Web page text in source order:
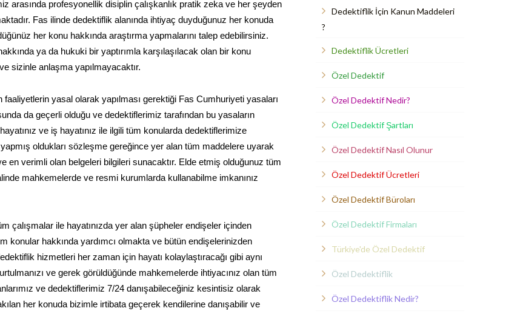
arasında profesyonellik disiplin çalışkanlık pratik zeka ve her şeyden
Fas ilinde dedektiflik alanında ihtiyaç duyduğunuz her konuda
her konu hakkında araştırma yapmalarını talep edebilirsiniz.
ya da hukuki bir yaptırımla karşılaşılacak olan bir konu
sizinle anlaşma yapılmayacaktır.
yasal olarak yapılması gerektiği Fas Cumhuriyeti yasaları
da geçerli olduğu ve dedektiflerimiz tarafından bu yasaların
ve iş hayatınız ile ilgili tüm konularda dedektiflerimize
oldukları sözleşme gereğince yer alan tüm maddelere uyarak
en verimli olan belgeleri bilgileri sunacaktır. Elde etmiş olduğunuz tüm
mahkemelerde ve resmi kurumlarda kullanabilme imkanınız
çalışmalar ile hayatınızda yer alan şüpheler endişeler içinden
konular hakkında yardımcı olmakta ve bütün endişelerinizden
hizmetleri her zaman için hayatı kolaylaştıracağı gibi aynı
ve gerek görüldüğünde mahkemelerde ihtiyacınız olan tüm
ve dedektiflerimiz 7/24 danışabileceğiniz kesintisiz olarak
her konuda bizimle irtibata geçerek kendilerine danışabilir ve
Dedektiflik İçin Kanun Maddeleri
?
Dedektiflik Ücretleri
Özel Dedektif
Özel Dedektif Nedir?
Özel Dedektif Şartları
Özel Dedektif Nasıl Olunur
Özel Dedektif Ücretleri
Özel Dedektif Büroları
Özel Dedektif Firmaları
Türkiye'de Özel Dedektif
Özel Dedektiflik
Özel Dedektiflik Nedir?